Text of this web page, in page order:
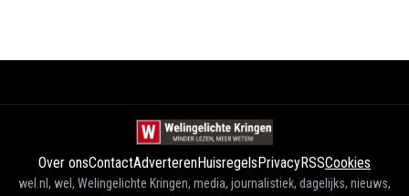
Over onsContactAdverterenHuisregelsPrivacyRSSCookies
wel.nl, wel, Welingelichte Kringen, media, journalistiek, dagelijks, nieuws,